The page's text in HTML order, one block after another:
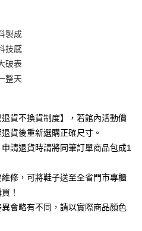
彰化商業銀行
台北富邦商業銀行
兆豐國際商業銀行
台中商業銀行
永豐商業銀行
中國信託商業銀行
彰化商業銀行
台北富邦商業銀行
兆豐國際商業銀行
遠東國際商業銀行
永豐商業銀行
星展（台灣）商業銀行
第一商業銀行
台北富邦商業銀行
華泰商業銀行
遠東國際商業銀行
永豐商業銀行
中國信託商業銀行
製成
技感
破表
整天
貨不換貨制度】，若館內活動價
貨後重新選購正確尺寸。
請退貨時請將同筆訂單商品包成1
修，可將鞋子送至全省門市專櫃
！
會略有不同，請以實際商品顏色